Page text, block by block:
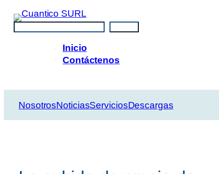
Saltar
contenido
Inicio
Contáctenos
NosotrosNoticiasServiciosDescargas